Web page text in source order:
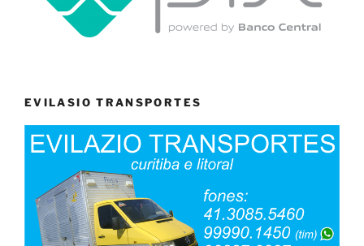
EVILASIO TRANSPORTES